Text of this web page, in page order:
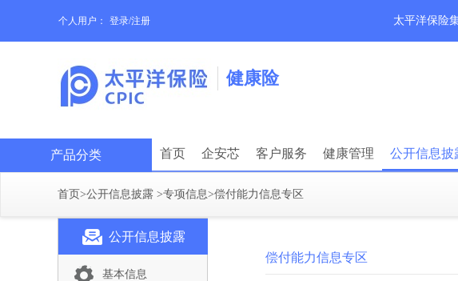
个人用户： 登录/注册 太平洋保险
健康险
产品分类 首页 企安芯 客户服务 健康管理 公开信息披
首页>公开信息披露 >专项信息>偿付能力信息专区
公开信息披露
基本信息
偿付能力信息专区